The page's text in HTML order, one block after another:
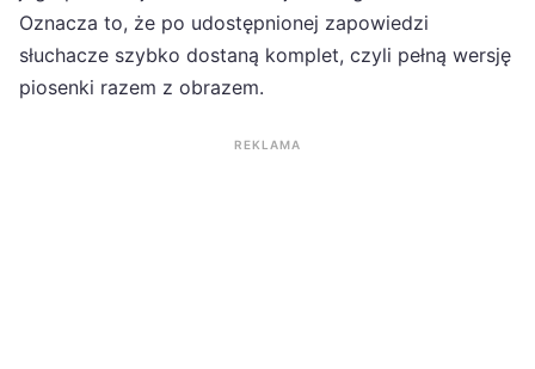
Oznacza to, że po udostępnionej zapowiedzi
słuchacze szybko dostaną komplet, czyli pełną wersję
piosenki razem z obrazem.
REKLAMA